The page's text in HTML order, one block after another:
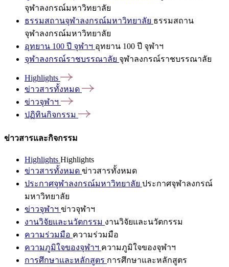
จุฬาลงกรณ์มหาวิทยาลัย
ธรรมสถานจุฬาลงกรณ์มหาวิทยาลัย ธรรมสถาน
จุฬาลงกรณ์มหาวิทยาลัย
อุทยาน 100 ปี จุฬาฯ อุทยาน 100 ปี จุฬาฯ
จุฬาลงกรณ์ราชบรรณาลัย จุฬาลงกรณ์ราชบรรณาลัย
Highlights
ข่าวสารทั้งหมด
ข่าวจุฬาฯ
ปฏิทินกิจกรรม
ข่าวสารและกิจกรรม
Highlights Highlights
ข่าวสารทั้งหมด ข่าวสารทั้งหมด
ประกาศจุฬาลงกรณ์มหาวิทยาลัย ประกาศจุฬาลงกรณ์
มหาวิทยาลัย
ข่าวจุฬาฯ ข่าวจุฬาฯ
งานวิจัยและนวัตกรรม งานวิจัยและนวัตกรรม
ความร่วมมือ ความร่วมมือ
ความภูมิใจของจุฬาฯ ความภูมิใจของจุฬาฯ
การศึกษาและหลักสูตร การศึกษาและหลักสูตร